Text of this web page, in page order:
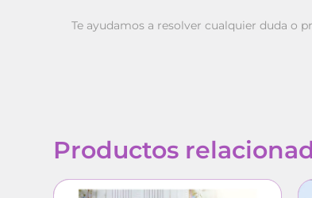
Te ayudamos a resolver cualquier duda o
Productos